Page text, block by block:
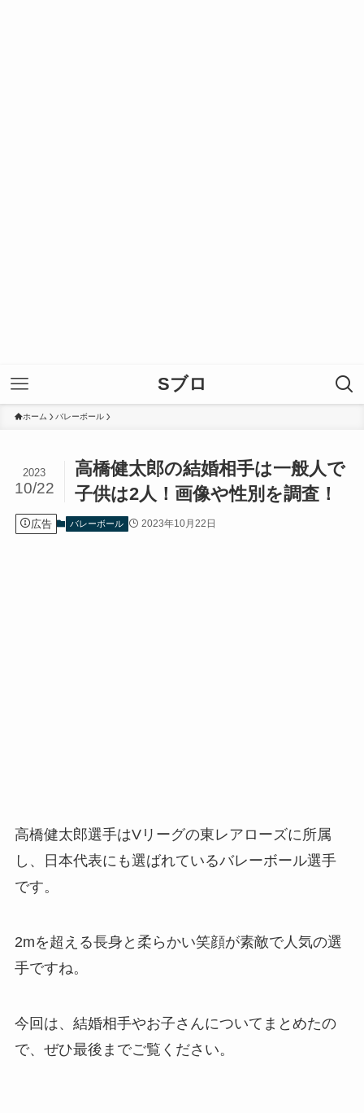
Sブロ
ホーム バレーボール
高橋健太郎の結婚相手は一般人で
子供は2人！画像や性別を調査！
2023
10/22
広告 バレーボール 2023年10月22日
高橋健太郎選手はVリーグの東レアローズに所属
し、日本代表にも選ばれているバレーボール選手
です。
2mを超える長身と柔らかい笑顔が素敵で人気の選
手ですね。
今回は、結婚相手やお子さんについてまとめたの
で、ぜひ最後までご覧ください。